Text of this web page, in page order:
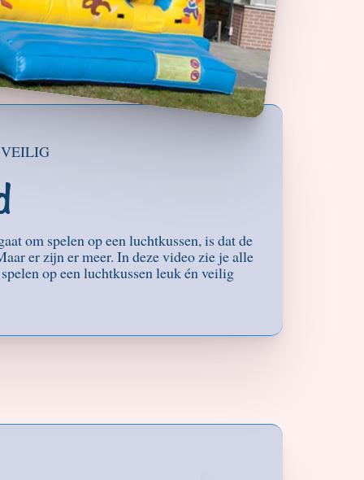
om spelen op een luchtkussen, is dat de
er zijn er meer. In deze video zie je alle
op een luchtkussen leuk én veilig